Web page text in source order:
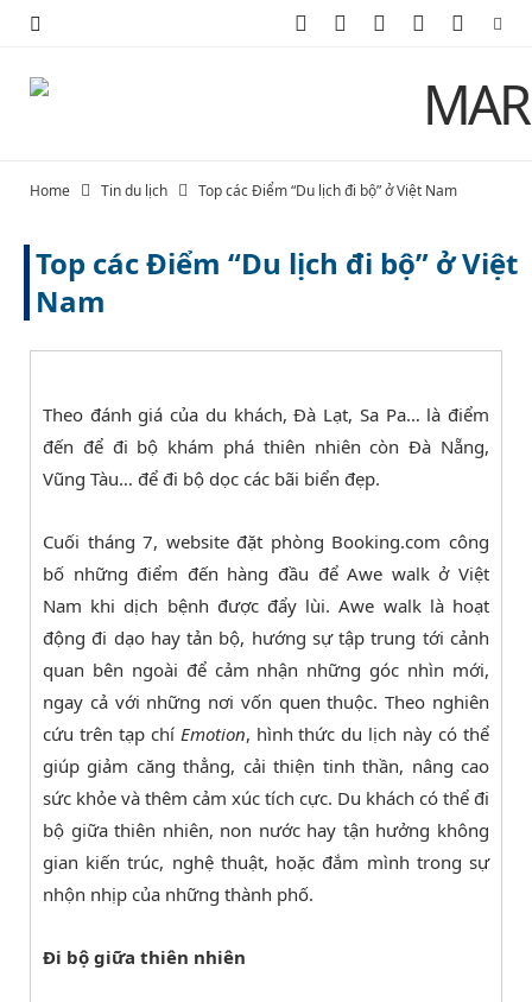
o
k
t
e
)
g
a
r
s
t
u
b
Home Tin du lịch Top các Điểm “Du lịch đi bộ” ở Việt Nam
Top các Điểm “Du lịch đi bộ” ở Việt
Nam
Theo đánh giá của du khách, Đà Lạt, Sa Pa… là điểm
đến để đi bộ khám phá thiên nhiên còn Đà Nẵng,
Vũng Tàu… để đi bộ dọc các bãi biển đẹp.
Cuối tháng 7, website đặt phòng Booking.com công
bố những điểm đến hàng đầu để Awe walk ở Việt
Nam khi dịch bệnh được đẩy lùi. Awe walk là hoạt
động đi dạo hay tản bộ, hướng sự tập trung tới cảnh
quan bên ngoài để cảm nhận những góc nhìn mới,
ngay cả với những nơi vốn quen thuộc. Theo nghiên
cứu trên tạp chí Emotion, hình thức du lịch này có thể
giúp giảm căng thẳng, cải thiện tinh thần, nâng cao
sức khỏe và thêm cảm xúc tích cực. Du khách có thể đi
bộ giữa thiên nhiên, non nước hay tận hưởng không
gian kiến trúc, nghệ thuật, hoặc đắm mình trong sự
nhộn nhịp của những thành phố.
Đi bộ giữa thiên nhiên